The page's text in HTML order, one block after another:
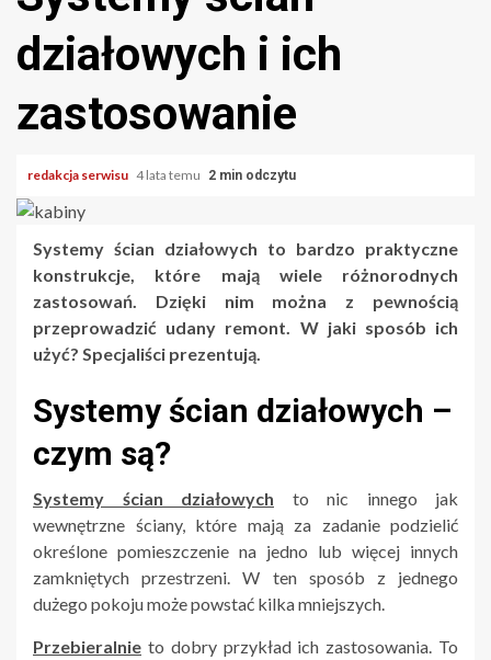
działowych i ich
zastosowanie
redakcja serwisu 4 lata temu 2 min odczytu
Systemy ścian działowych to bardzo praktyczne
konstrukcje, które mają wiele różnorodnych
zastosowań. Dzięki nim można z pewnością
przeprowadzić udany remont. W jaki sposób ich
użyć? Specjaliści prezentują.
Systemy ścian działowych –
czym są?
Systemy ścian działowych to nic innego jak
wewnętrzne ściany, które mają za zadanie podzielić
określone pomieszczenie na jedno lub więcej innych
zamkniętych przestrzeni. W ten sposób z jednego
dużego pokoju może powstać kilka mniejszych.
Przebieralnie to dobry przykład ich zastosowania. To